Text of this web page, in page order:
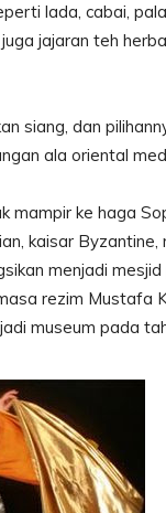
lada, cabai,
jajaran teh
siang, dan
ala oriental
mampir ke haga
kaisar
menjadi
rezim Mustafa
museum pada